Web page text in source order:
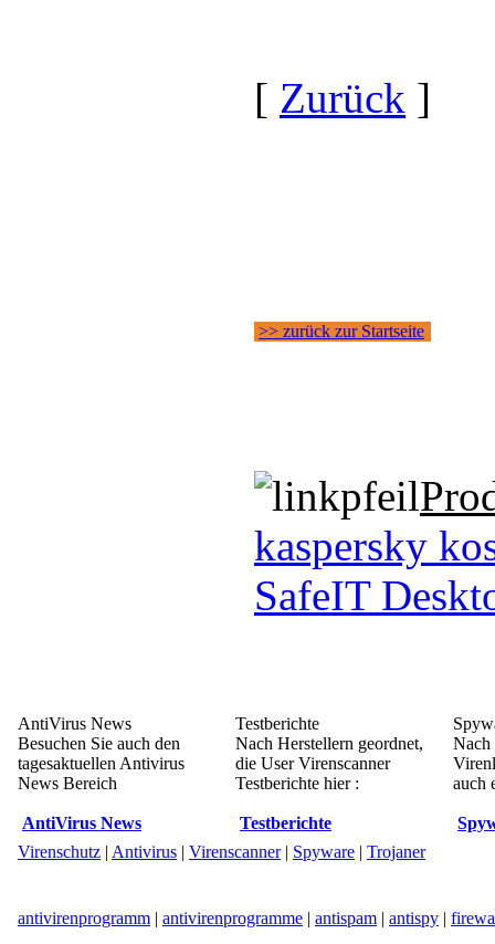
[ Zurück ]
>> zurück zur Startseite
kaspersky
SafeIT
AntiVirus News
Besuchen Sie auch den
tagesaktuellen Antivirus
News Bereich
AntiVirus News
Testberichte
Nach Herstellern geordnet,
die User Virenscanner
Testberichte hier :
Testberichte
Nach
auch
Virenschutz | Antivirus | Virenscanner| Spyware | Trojaner
antivirenprogramm | antivirenprogramme | antispam | antispy |